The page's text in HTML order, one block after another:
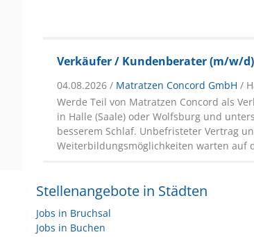
Verkäufer / Kundenberater (m/w/d)
04.08.2026 / Matratzen Concord GmbH /
Werde Teil von Matratzen Concord als
in Halle (Saale) oder Wolfsburg und
besserem Schlaf. Unbefristeter Vertrag
Weiterbildungsmöglichkeiten warten auf
Stellenangebote in Städten
Jobs in Bruchsal
Jobs in Buchen